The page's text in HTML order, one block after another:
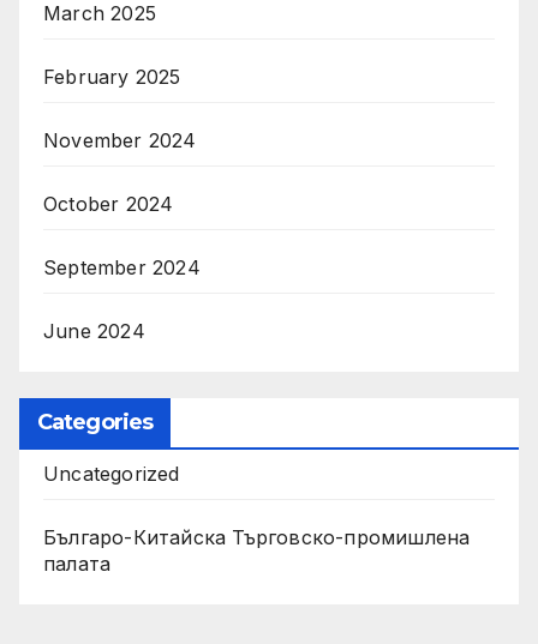
March 2025
February 2025
November 2024
October 2024
September 2024
June 2024
Categories
Uncategorized
Българо-Китайска Търговско-промишлена
палaта